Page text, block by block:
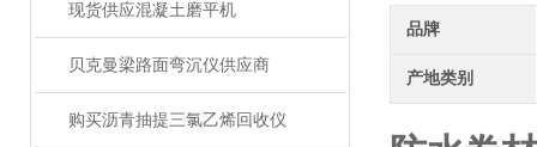
现货供应混凝土磨平机
贝克曼梁路面弯沉仪供应商
购买沥青抽提三氯乙烯回收仪
品牌
产地类别